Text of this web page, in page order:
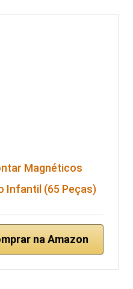
Magnéticos
Infantil (65 Peças)
na Amazon